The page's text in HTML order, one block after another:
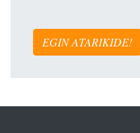
EGIN ATARIKIDE!